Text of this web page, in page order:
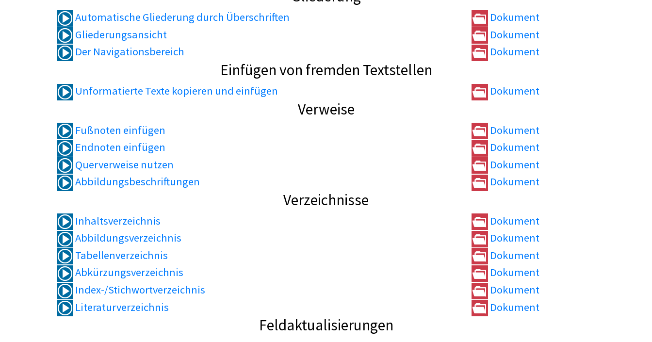
Automatische Gliederung durch Überschriften
Dokument
Gliederungsansicht
Dokument
Der Navigationsbereich
Dokument
Einfügen von fremden Textstellen
Unformatierte Texte kopieren und einfügen Dokument
Verweise
Fußnoten einfügen
Dokument
Endnoten einfügen
Dokument
Querverweise nutzen
Dokument
Abbildungsbeschriftungen
Dokument
Verzeichnisse
Inhaltsverzeichnis
Dokument
Abbildungsverzeichnis
Dokument
Tabellenverzeichnis
Dokument
Abkürzungsverzeichnis
Dokument
Index-/Stichwortverzeichnis
Dokument
Literaturverzeichnis
Dokument
Feldaktualisierungen